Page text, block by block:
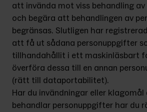
att invända mot viss behandling
och begära att behandlingen av
begränsas. Slutligen har
att få ut sådana personuppgifter
tillhandahållit i ett maskinläsbart
överföra dessa till en annan
(rätt till dataportabilitet).
Har du invändningar eller klagomål
behandlar personuppgifter har